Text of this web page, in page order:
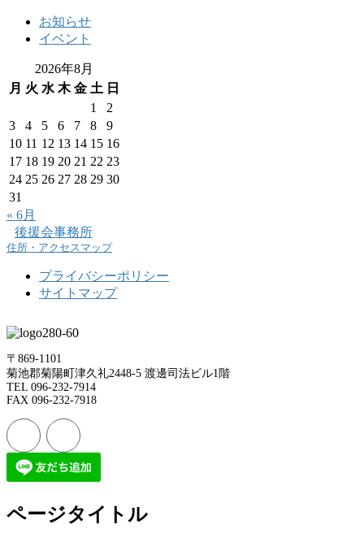
お知らせ
イベント
2026年8月
月 火 水 木 金 土 日
1
2
3
4 5 6 7 8
9
10 11 12 13 14 15 16
17 18 19 20 21 22 23
24 25 26 27 28 29 30
31
« 6月
後援会事務所
住所・アクセスマップ
プライバシーポリシー
サイトマップ
〒869-1101
菊池郡菊陽町津久礼2448-5 渡邊司法ビル1階
TEL 096-232-7914
FAX 096-232-7918
ページタイトル